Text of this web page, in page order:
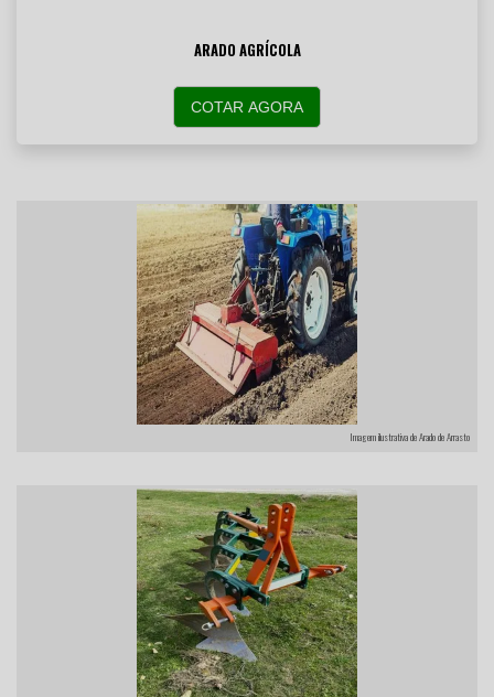
ARADO AGRÍCOLA
COTAR AGORA
Imagem ilustrativa de Arado de Arrasto